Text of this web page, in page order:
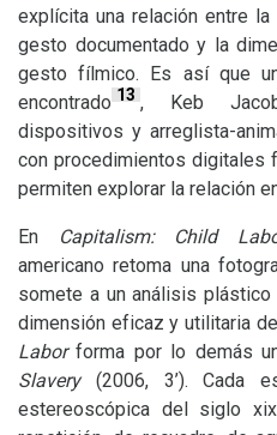
explícita una relación entre
gesto documentado y la
gesto fílmico. Es así que
encontrado 13 , Keb
dispositivos y arreglista-
con procedimientos digitales
permiten explorar la relación
En Capitalism: Child
americano retoma una
somete a un análisis
dimensión eficaz y utilitaria
Laborforma por lo demás
Slavery(2006, 3’). Cada
estereoscópica del siglo